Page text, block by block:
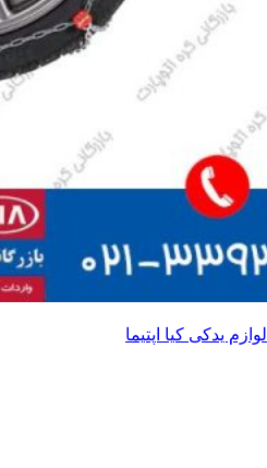
لوازم یدکی کیا اپتیما